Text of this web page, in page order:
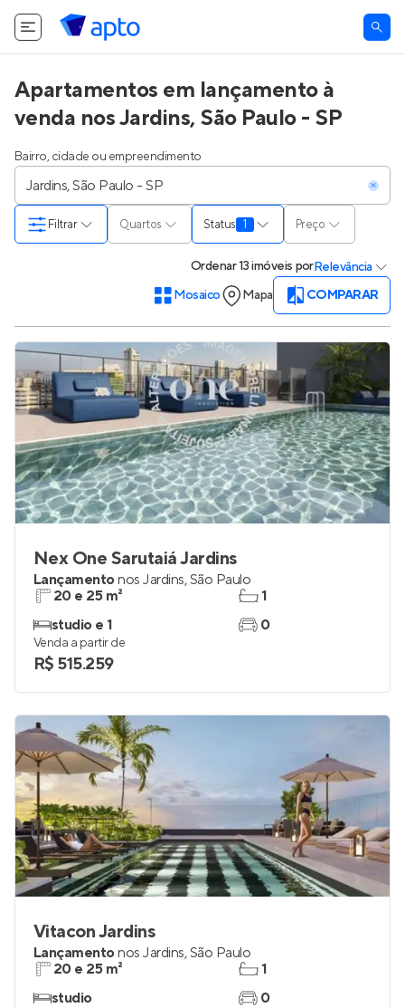
Apartamentos em lançamento à
venda nos Jardins, São Paulo - SP
Bairro, cidade ou empreendimento
Quartos Status 1 Preço
Filtrar
Ordenar13 imóveis porRelevância
Mosaico
Mapa COMPARAR
Nex One Sarutaiá Jardins
Lançamentonos Jardins,São Paulo
20 e 25 m²
studio e 1
1
0
Venda a partir de
R$ 515.259
Vitacon Jardins
Lançamentonos Jardins,São Paulo
20 e 25 m²
studio
1
0